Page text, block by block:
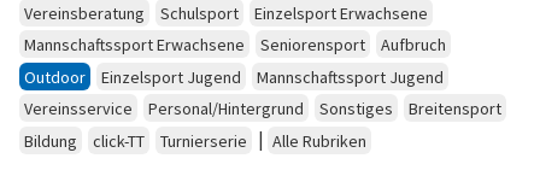
Vereinsberatung Schulsport
Einzelsport Erwachsene
Mannschaftssport Erwachsene
Seniorensport
Aufbruch
Outdoor
Einzelsport Jugend
Mannschaftssport Jugend
Vereinsservice
Personal/Hintergrund Sonstiges
Breitensport
Bildung
click-TT Turnierserie | Alle Rubriken